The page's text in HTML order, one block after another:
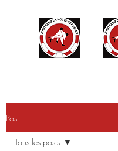
Post
Tous les posts